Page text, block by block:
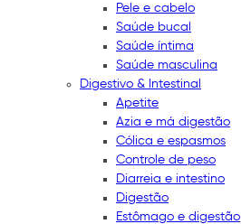
Pele e cabelo
Saúde bucal
Saúde íntima
Saúde masculina
Digestivo & Intestinal
Apetite
Azia e má digestão
Cólica e espasmos
Controle de peso
Diarreia e intestino
Digestão
Estômago e digestão